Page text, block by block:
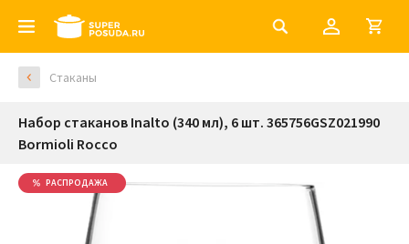
Стаканы
Набор стаканов Inalto (340 мл), 6 шт. 365756GSZ021990
Bormioli Rocco
РАСПРОДАЖА